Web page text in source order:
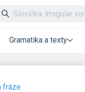
Gramatika a texty
fráze